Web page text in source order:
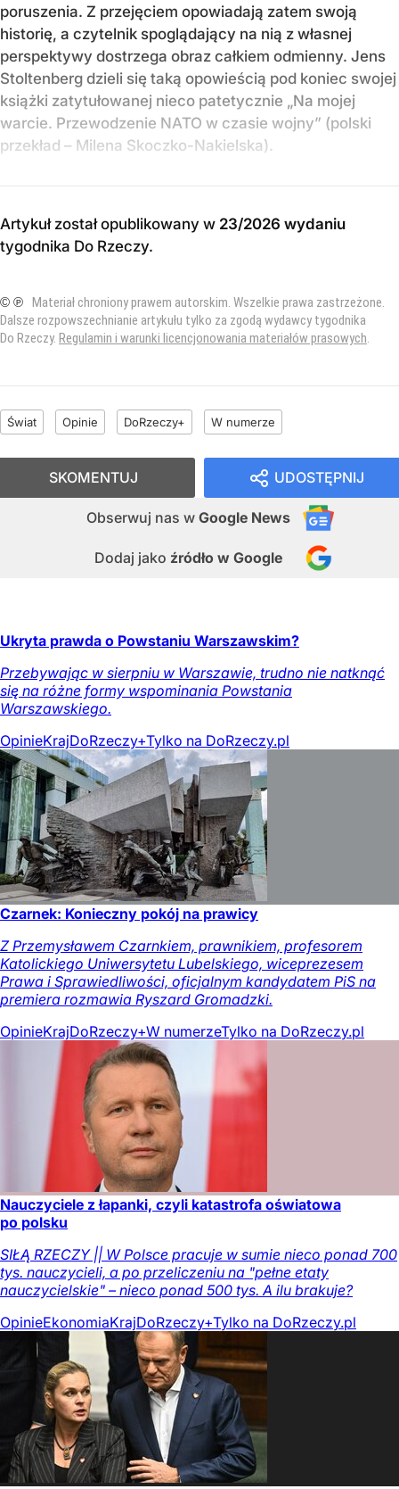
poruszenia. Z przejęciem opowiadają zatem swoją
historię, a czytelnik spoglądający na nią z własnej
perspektywy dostrzega obraz całkiem odmienny. Jens
Stoltenberg dzieli się taką opowieścią pod koniec swojej
książki zatytułowanej nieco patetycznie „Na mojej
warcie. Przewodzenie NATO w czasie wojny” (polski
przekład – Milena Skoczko-Nakielska).
Artykuł został opublikowany w 23/2026 wydaniu
tygodnika Do Rzeczy.
© ℗ Materiał chroniony prawem autorskim. Wszelkie prawa zastrzeżone.
Dalsze rozpowszechnianie artykułu tylko za zgodą wydawcy tygodnika
Do Rzeczy. Regulamin i warunki licencjonowania materiałów prasowych.
Świat Opinie DoRzeczy+ W numerze
UDOSTĘPNIJ
Obserwuj nas w Google News
Dodaj jako źródło w Google
SKOMENTUJ
Ukryta prawda o Powstaniu Warszawskim?
Przebywając w sierpniu w Warszawie, trudno nie natknąć
się na różne formy wspominania Powstania
Warszawskiego.
OpinieKrajDoRzeczy+Tylko na DoRzeczy.pl
Czarnek: Konieczny pokój na prawicy
Z Przemysławem Czarnkiem, prawnikiem, profesorem
Katolickiego Uniwersytetu Lubelskiego, wiceprezesem
Prawa i Sprawiedliwości, oficjalnym kandydatem PiS na
premiera rozmawia Ryszard Gromadzki.
OpinieKrajDoRzeczy+W numerzeTylko na DoRzeczy.pl
Nauczyciele z łapanki, czyli katastrofa oświatowa
po polsku
SIŁĄ RZECZY || W Polsce pracuje w sumie nieco ponad 700
tys. nauczycieli, a po przeliczeniu na "pełne etaty
nauczycielskie" – nieco ponad 500 tys. A ilu brakuje?
OpinieEkonomiaKrajDoRzeczy+Tylko na DoRzeczy.pl